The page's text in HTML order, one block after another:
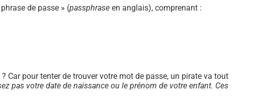
de passe » (passphrase en anglais), comprenant :
Car pour tenter de trouver votre mot de passe, un pirate va tout
pas votre date de naissance ou le prénom de votre enfant. Ces